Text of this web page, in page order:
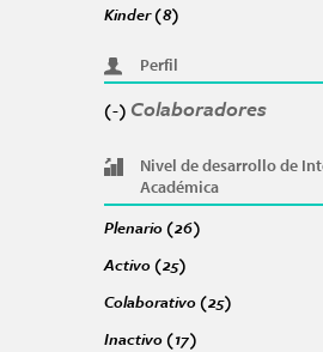
Kinder (8)
Perfil
(-) Remove Colaboradores filter
Colaboradores
Nivel de desarrollo de
Académica
Plenario (26)
Activo (25)
Colaborativo (25)
Inactivo (17)